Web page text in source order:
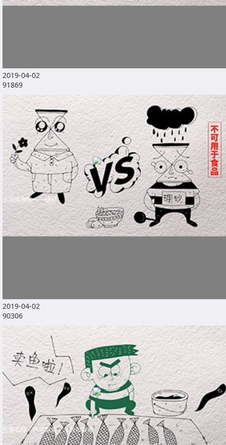
2019-04-02
91869
非法添加物——硼砂
2019-04-02
90306
孔雀石绿，名字很美，东西却很毒